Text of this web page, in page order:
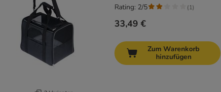
33,49 €
Rating: 2/5 (1)
Zum Warenkorb
hinzufügen